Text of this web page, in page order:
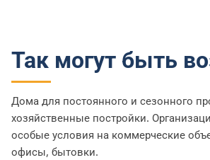
Так могут быть
Дома для постоянного и сезонного
хозяйственные постройки.
особые условия на коммерческие
офисы, бытовки.